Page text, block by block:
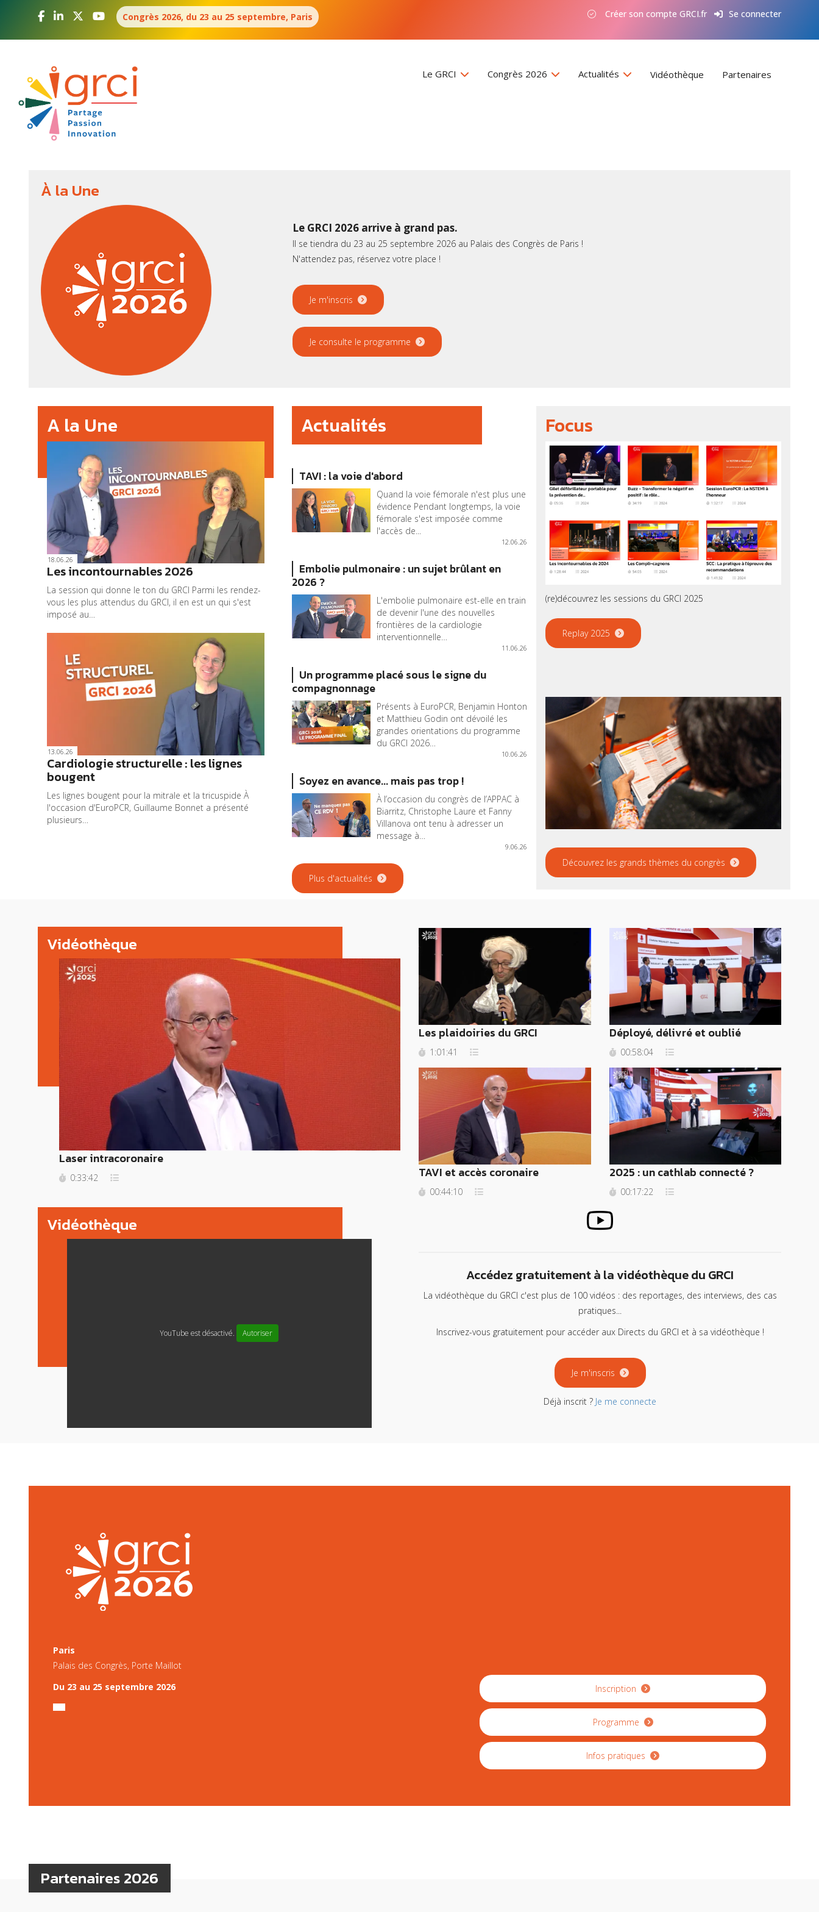
principal
Congrès 2026, du 23 au 25 septembre, Paris Créer son compte GRCI.fr Se connecter
Navigation
principale
Le GRCI Congrès 2026 Actualités Vidéothèque Partenaires
À la Une
Le GRCI 2026 arrive à grand pas.
Il se tiendra du 23 au 25 septembre 2026 au Palais des Congrès de Paris !
N'attendez pas, réservez votre place !
Je m'inscris
Je consulte le programme
A la Une
18.06.26
Les incontournables 2026
La session qui donne le ton du GRCI Parmi les rendez-
vous les plus attendus du GRCI, il en est un qui s'est
imposé au…
13.06.26
Cardiologie structurelle : les lignes
bougent
Les lignes bougent pour la mitrale et la tricuspide À
l'occasion d'EuroPCR, Guillaume Bonnet a présenté
plusieurs…
Actualités
TAVI : la voie d'abord
Quand la voie fémorale n'est plus une
évidence Pendant longtemps, la voie
fémorale s'est imposée comme
l'accès de...
12.06.26
Embolie pulmonaire : un sujet brûlant en
2026 ?
L'embolie pulmonaire est-elle en train
de devenir l'une des nouvelles
frontières de la cardiologie
interventionnelle…
11.06.26
Un programme placé sous le signe du
compagnonnage
Présents à EuroPCR, Benjamin Honton
et Matthieu Godin ont dévoilé les
grandes orientations du programme
du GRCI 2026…
10.06.26
Soyez en avance... mais pas trop !
À l’occasion du congrès de l’APPAC à
Biarritz, Christophe Laure et Fanny
Villanova ont tenu à adresser un
message à…
9.06.26
Plus d'actualités
Focus
(re)découvrez les sessions du GRCI 2025
Replay 2025
Découvrez les grands thèmes du congrès
Vidéothèque
Laser intracoronaire
0:33:42
Les plaidoiries du GRCI
1:01:41
TAVI et accès coronaire
00:44:10
Déployé, délivré et oublié
00:58:04
2025 : un cathlab connecté ?
00:17:22
Vidéothèque
YouTube est désactivé. Autoriser
Accédez gratuitement à la vidéothèque du GRCI
La vidéothèque du GRCI c'est plus de 100 vidéos : des reportages, des interviews, des cas
pratiques...
Inscrivez-vous gratuitement pour accéder aux Directs du GRCI et à sa vidéothèque !
Je m'inscris
Déjà inscrit ? Je me connecte
Paris
Palais des Congrès, Porte Maillot
Du 23 au 25 septembre 2026
Inscription
Programme
Infos pratiques
Partenaires 2026
Panneau de gestion des cookies